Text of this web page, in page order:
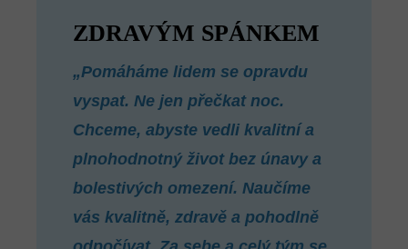
ZDRAVÝM SPÁNKEM
„Pomáháme lidem se opravdu
vyspat. Ne jen přečkat noc.
Chceme, abyste vedli kvalitní a
plnohodnotný život bez únavy a
bolestivých omezení. Naučíme
vás kvalitně, zdravě a pohodlně